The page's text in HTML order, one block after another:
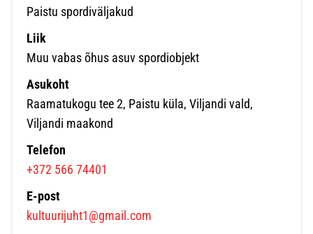
Paistu spordiväljakud
Liik
Muu vabas õhus asuv spordiobjekt
Asukoht
Raamatukogu tee 2, Paistu küla, Viljandi vald,
Viljandi maakond
Telefon
+372 566 74401
E-post
kultuurijuht1@gmail.com